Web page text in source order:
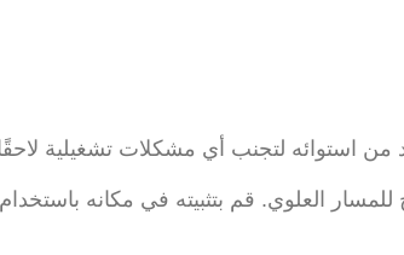
من استوائه لتجنب أي مشكلات تشغيلية لاحقًا.
العلوي. قم بتثبيته في مكانه باستخدام